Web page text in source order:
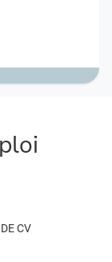
CV